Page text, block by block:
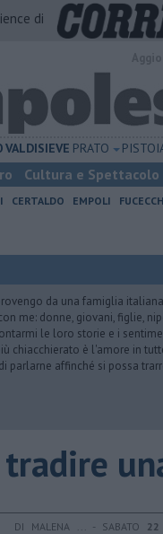
di
VALDISIEVE PRATO
Cultura e Spettacolo
CERTALDO EMPOLI
da una famiglia
me: donne, giovani, figlie,
le loro storie e i
chiacchierato è l'amore in
parlarne affinché si possa
DI MALENA ... - SABATO 22